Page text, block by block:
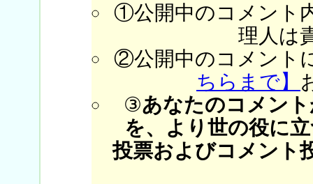
①公開中のコメント
理人は
②公開中のコメント
ちらまで】
③あなたのコメン
を、より世の役に
投票およびコメント